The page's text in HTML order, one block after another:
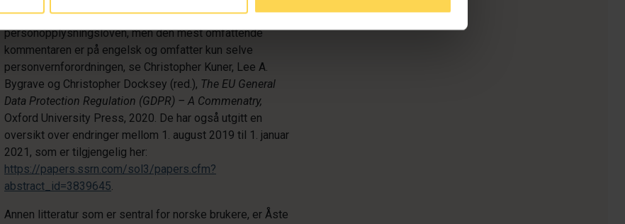
Det finnes flere norske kommentarutgaver til
personopplysningsloven, men den mest omfattende
kommentaren er på engelsk og omfatter kun selve
personvernforordningen, se Christopher Kuner, Lee A.
Bygrave og Christopher Docksey (red.), The EU General
Data Protection Regulation (GDPR) – A Commenatry,
Oxford University Press, 2020. De har også utgitt en
oversikt over endringer mellom 1. august 2019 til 1. januar
2021, som er tilgjengelig her:
https://papers.ssrn.com/sol3/papers.cfm?
abstract_id=3839645.
Annen litteratur som er sentral for norske brukere, er Åste